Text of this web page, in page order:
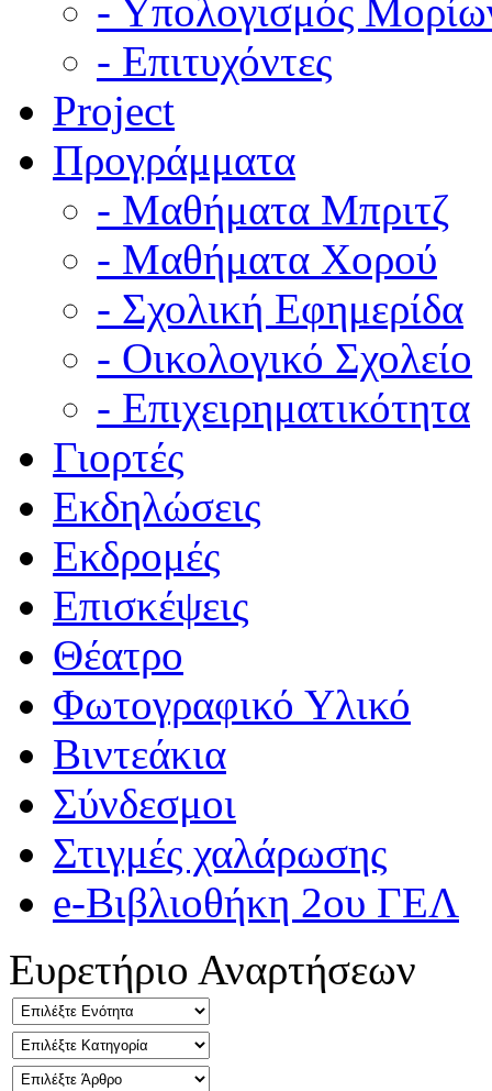
- Υπολογισμός
- Επιτυχόντες
Project
Προγράμματα
- Μαθήματα Μπριτζ
- Μαθήματα Χορού
- Σχολική Εφημερίδα
- Οικολογικό Σχολείο
- Επιχειρηματικότητα
Γιορτές
Εκδηλώσεις
Εκδρομές
Επισκέψεις
Θέατρο
Φωτογραφικό Υλικό
Βιντεάκια
Σύνδεσμοι
Στιγμές χαλάρωσης
e-Βιβλιοθήκη 2ου ΓΕΛ
Ευρετήριο Αναρτήσεων